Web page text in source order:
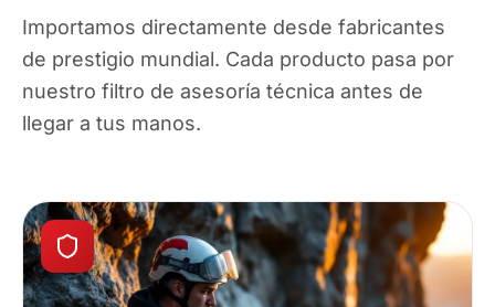
Importamos directamente desde fabricantes
de prestigio mundial. Cada producto pasa por
nuestro filtro de asesoría técnica antes de
llegar a tus manos.